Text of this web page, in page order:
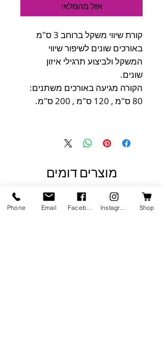
אזל מהמלאי
קורת שיווי משקל ברוחב 3 ס"מ
באורכים שונים לשיפור שיווי
המשקל ולביצוע תרגילי איזון
שונים.
הקורה מגיעה באורכים משתנים:
80 ס"מ , 120 ס"מ , 200 ס"מ.
מוצרים דומים
Phone Email Shop